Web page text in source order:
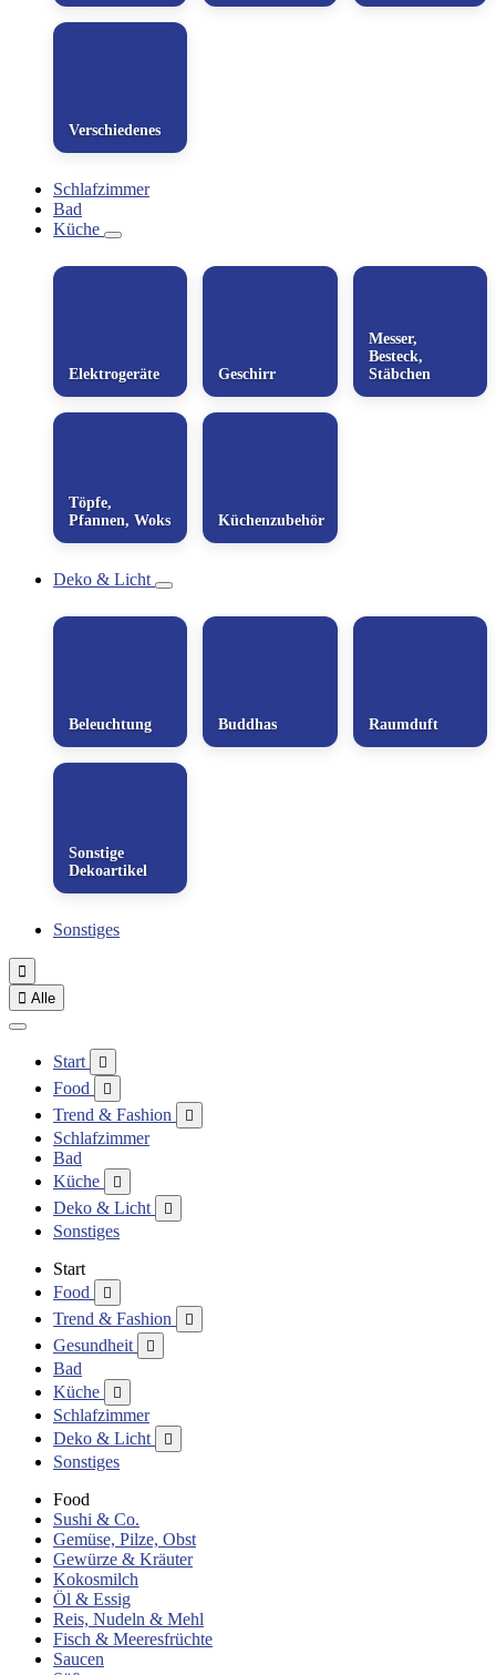
Verschiedenes
Schlafzimmer
Bad
Küche
Elektrogeräte Geschirr
Messer,
Besteck,
Stäbchen
Töpfe,
Pfannen, Woks
Küchenzubehör
Deko & Licht
Beleuchtung Buddhas Raumduft
Sonstige
Dekoartikel
Sonstiges

 Alle
Start 
Food 
Trend & Fashion 
Schlafzimmer
Bad
Küche

Deko & Licht 
Sonstiges
Start
Food

Trend & Fashion 
Gesundheit 
Bad
Küche

Schlafzimmer
Deko & Licht

Sonstiges
Food
Sushi & Co.
Gemüse, Pilze, Obst
Gewürze & Kräuter
Kokosmilch
Öl & Essig
Reis, Nudeln & Mehl
Fisch & Meeresfrüchte
Saucen